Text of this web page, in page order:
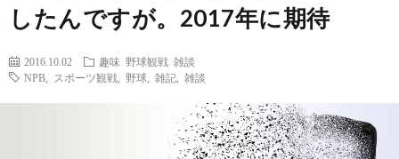
ン
ン
マ
ャ
ホ
したんですが。2017年に期待
2016.10.02 趣味 野球観戦 雑談
NPB
スポーツ観戦 野球 雑記 雑談